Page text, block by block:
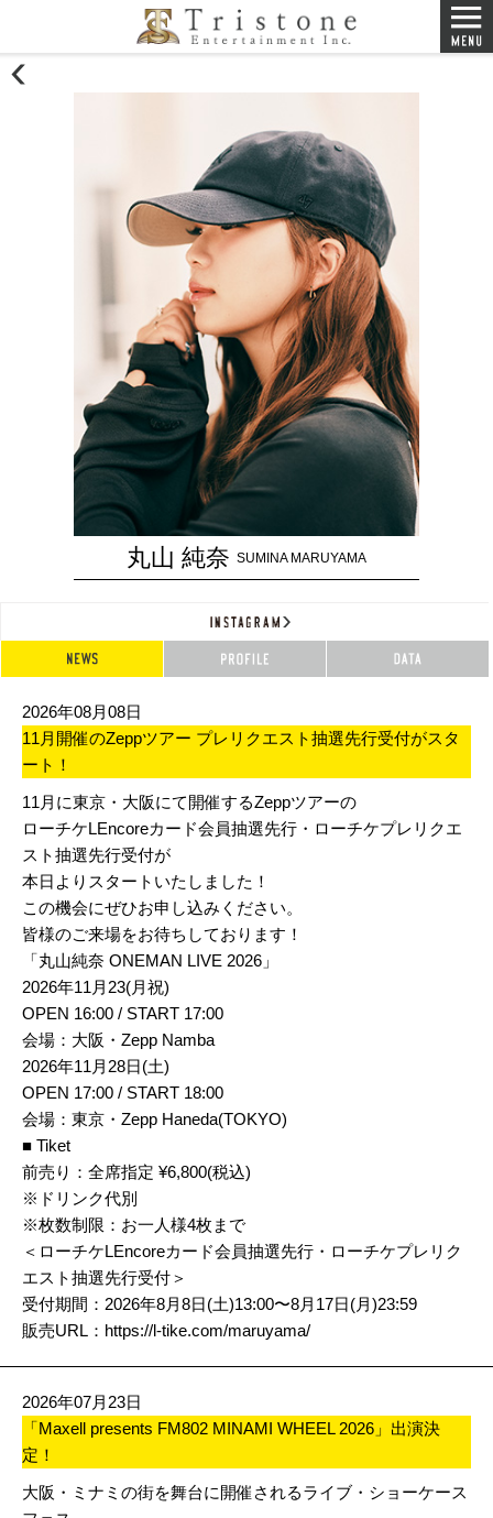
丸山 純奈 SUMINA MARUYAMA
2026年08月08日
11月開催のZeppツアー プレリクエスト抽選先行受付がスタ
ート！
11月に東京・大阪にて開催するZeppツアーの
ローチケLEncoreカード会員抽選先行・ローチケプレリクエ
スト抽選先行受付が
本日よりスタートいたしました！
この機会にぜひお申し込みください。
皆様のご来場をお待ちしております！
「丸山純奈 ONEMAN LIVE 2026」
2026年11月23(月祝)
OPEN 16:00 / START 17:00
会場：大阪・Zepp Namba
2026年11月28日(土)
OPEN 17:00 / START 18:00
会場：東京・Zepp Haneda(TOKYO)
■ Tiket
前売り：全席指定 ¥6,800(税込)
※ドリンク代別
※枚数制限：お一人様4枚まで
＜ローチケLEncoreカード会員抽選先行・ローチケプレリク
エスト抽選先行受付＞
受付期間：2026年8月8日(土)13:00〜8月17日(月)23:59
販売URL： https://l-tike.com/maruyama/
2026年07月23日
「Maxell presents FM802 MINAMI WHEEL 2026」出演決
定！
大阪・ミナミの街を舞台に開催されるライブ・ショーケース